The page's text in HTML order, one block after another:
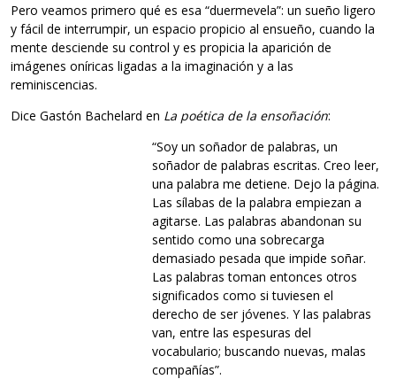
Pero veamos primero qué es esa “duermevela”: un sueño ligero
y fácil de interrumpir, un espacio propicio al ensueño, cuando la
mente desciende su control y es propicia la aparición de
imágenes oníricas ligadas a la imaginación y a las
reminiscencias.
Dice Gastón Bachelard en La poética de la ensoñación:
“Soy un soñador de palabras, un
soñador de palabras escritas. Creo leer,
una palabra me detiene. Dejo la página.
Las sílabas de la palabra empiezan a
agitarse. Las palabras abandonan su
sentido como una sobrecarga
demasiado pesada que impide soñar.
Las palabras toman entonces otros
significados como si tuviesen el
derecho de ser jóvenes. Y las palabras
van, entre las espesuras del
vocabulario; buscando nuevas, malas
compañías”.